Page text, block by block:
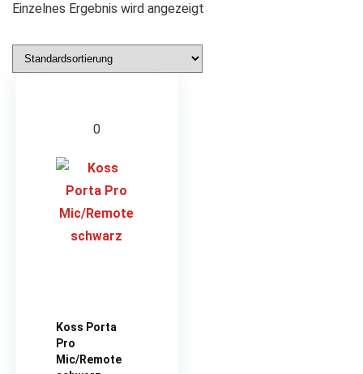
Einzelnes Ergebnis wird angezeigt
0
Koss Porta
Pro
Mic/Remote